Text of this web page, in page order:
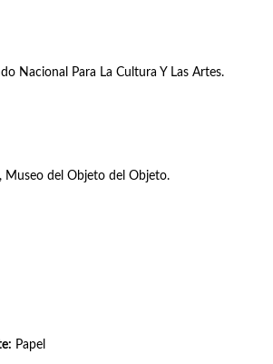
Nacional Para La Cultura Y Las Artes.
Museo del Objeto del Objeto.
Papel